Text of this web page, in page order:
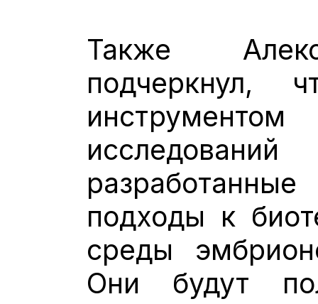
Также
подчеркнул,
подходы к
среды
Они будут